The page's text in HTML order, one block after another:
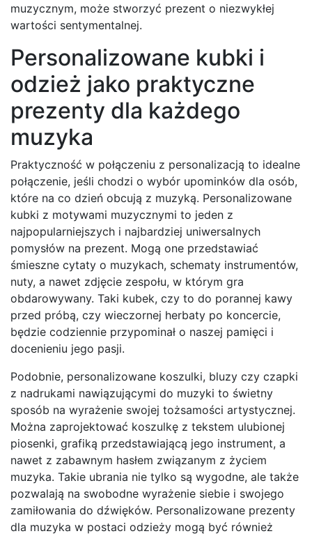
muzycznym, może stworzyć prezent o niezwykłej
wartości sentymentalnej.
Personalizowane kubki i
odzież jako praktyczne
prezenty dla każdego
muzyka
Praktyczność w połączeniu z personalizacją to idealne
połączenie, jeśli chodzi o wybór upominków dla osób,
które na co dzień obcują z muzyką. Personalizowane
kubki z motywami muzycznymi to jeden z
najpopularniejszych i najbardziej uniwersalnych
pomysłów na prezent. Mogą one przedstawiać
śmieszne cytaty o muzykach, schematy instrumentów,
nuty, a nawet zdjęcie zespołu, w którym gra
obdarowywany. Taki kubek, czy to do porannej kawy
przed próbą, czy wieczornej herbaty po koncercie,
będzie codziennie przypominał o naszej pamięci i
docenieniu jego pasji.
Podobnie, personalizowane koszulki, bluzy czy czapki
z nadrukami nawiązującymi do muzyki to świetny
sposób na wyrażenie swojej tożsamości artystycznej.
Można zaprojektować koszulkę z tekstem ulubionej
piosenki, grafiką przedstawiającą jego instrument, a
nawet z zabawnym hasłem związanym z życiem
muzyka. Takie ubrania nie tylko są wygodne, ale także
pozwalają na swobodne wyrażenie siebie i swojego
zamiłowania do dźwięków. Personalizowane prezenty
dla muzyka w postaci odzieży mogą być również